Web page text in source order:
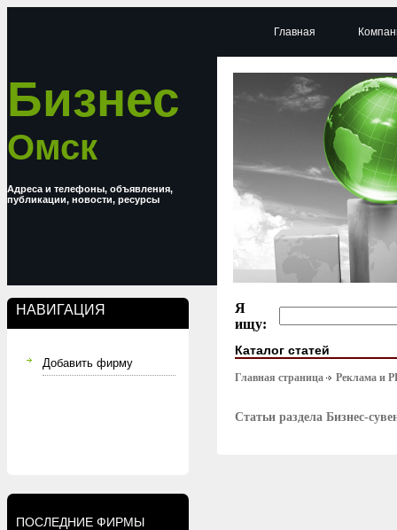
Бизнес
Омск
Адреса и телефоны, объявления,
публикации, новости, ресурсы
НАВИГАЦИЯ
Добавить фирму
ПОСЛЕДНИЕ ФИРМЫ
Главная
Я
ищу:
Каталог статей
Главная страница Реклама и
Статьи раздела Бизнес-